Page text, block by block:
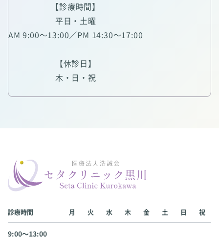
【診療時間】
平日・土曜
AM 9:00～13:00／PM 14:30～17:00
【休診日】
木・日・祝
診療時間 月 火 水 木 金 土 日 祝
9:00〜13:00